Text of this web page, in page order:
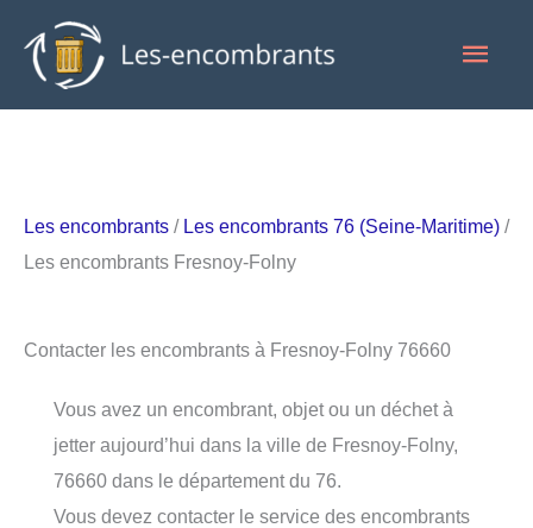
contenu
Les encombrants / Les encombrants 76 (Seine-Maritime) /
Les encombrants Fresnoy-Folny
Contacter les encombrants à Fresnoy-Folny 76660
Vous avez un encombrant, objet ou un déchet à
jetter aujourd’hui dans la ville de Fresnoy-Folny,
76660 dans le département du 76.
Vous devez contacter le service des encombrants